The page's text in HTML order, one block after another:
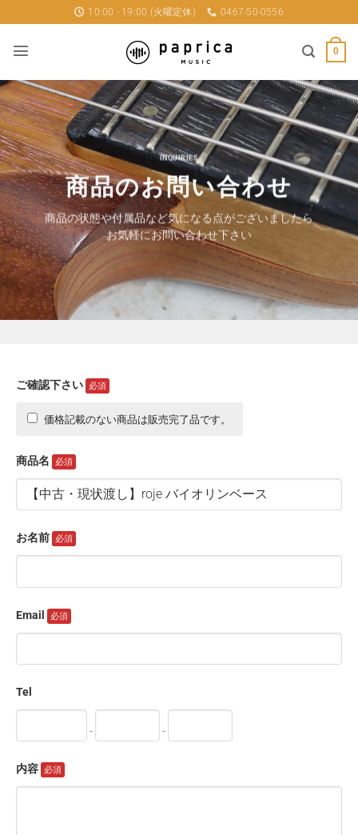
to
content
10:00 - 19:00 (火曜定休) 0467-50-0556
0
INQUIRIES
商品のお問い合わせ
商品の状態や付属品など気になる点がございましたら
お気軽にお問い合わせ下さい
ご確認下さい
価格記載のない商品は販売完了品です。
商品名
お名前
Email
Tel
- -
内容